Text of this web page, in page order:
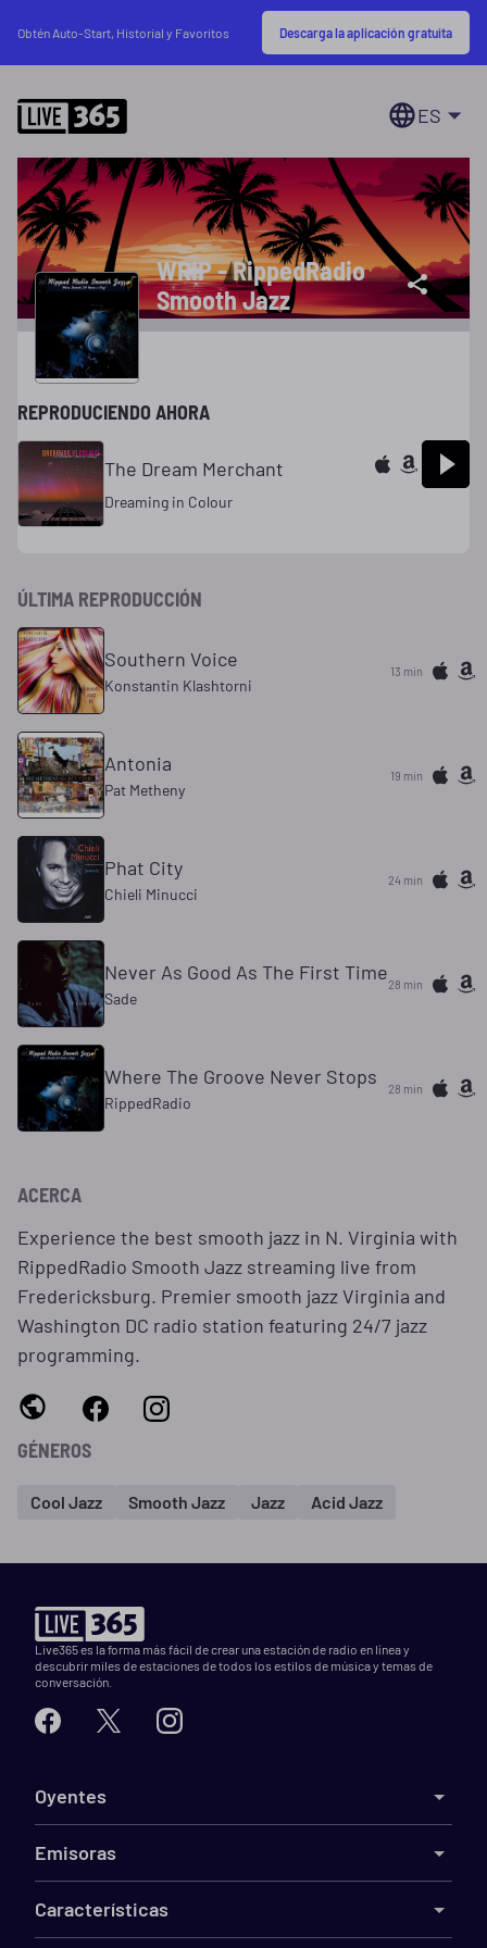
Obtén Auto-Start, Historial y Favoritos Descarga la aplicación gratuita
ES
WRIP - RippedRadio
Smooth Jazz
REPRODUCIENDO AHORA
The Dream Merchant
Dreaming in Colour
ÚLTIMA REPRODUCCIÓN
Southern Voice
Konstantin Klashtorni
13 min
Antonia
Pat Metheny
19 min
Phat City
Chieli Minucci
24 min
Never As Good As The First Time
Sade
28 min
Where The Groove Never Stops
RippedRadio
28 min
ACERCA
Experience the best smooth jazz in N. Virginia with
RippedRadio Smooth Jazz streaming live from
Fredericksburg. Premier smooth jazz Virginia and
Washington DC radio station featuring 24/7 jazz
programming.
GÉNEROS
Cool Jazz Smooth Jazz Jazz Acid Jazz
Live365 es la forma más fácil de crear una estación de radio en línea y
descubrir miles de estaciones de todos los estilos de música y temas de
conversación.
Oyentes
Emisoras
Características